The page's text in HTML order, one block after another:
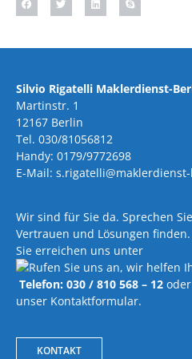
Silvio Rigatelli Maklerdienst-
Martinstr. 1
12167 Berlin
Tel. 030/81056812
Handy: 0179/9772698
E-Mail:
Wir sind für Sie da. Sprechen
Vertrauen und Lösungen
Sie erreichen uns unter
Telefon: 030 / 810 568 – 12
unser Kontaktformular.
KONTAKT